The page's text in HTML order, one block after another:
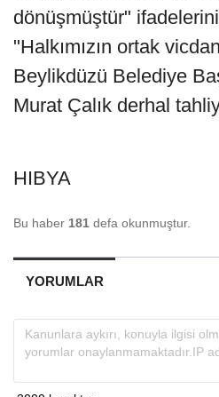
dönüşmüştür"
"Halkımızın ortak
Beylikdüzü Belediye
Murat Çalık derhal
HIBYA
Bu haber 181 defa okunmuştur.
YORUMLAR